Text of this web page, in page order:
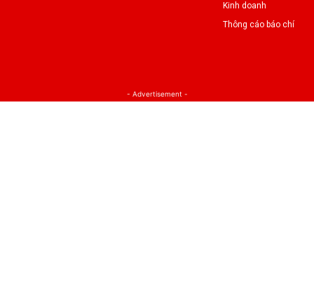
Kinh doanh
Thông cáo báo chí
- Advertisement -